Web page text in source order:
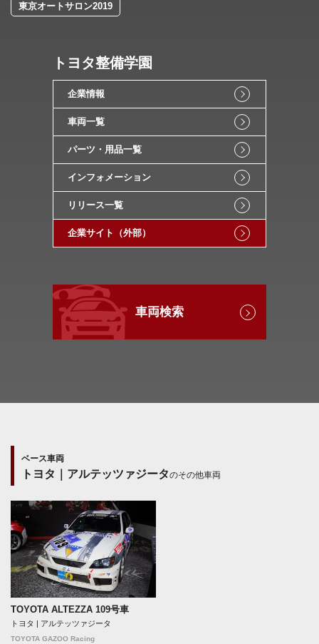
東京オートサロン2019
トヨタ整備学園
企業情報
車両一覧
パーツ・用品一覧
インフォメーション
リリース一覧
企業サイト（外部）
車両検索
ベース車両
トヨタ｜アルテッツァジータのその他車両
TOYOTA ALTEZZA 109号車
トヨタ | アルテッツァジータ
TOYOTA GAZOO Racing